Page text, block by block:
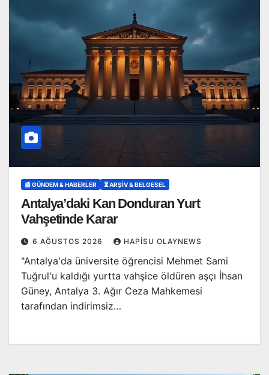
📰 GÜNDEM & HABERLER ⏳ ARŞİV & BELGESEL
Antalya’daki Kan Donduran Yurt
Vahşetinde Karar
6 AĞUSTOS 2026 HAPISU OLAYNEWS
"Antalya'da üniversite öğrencisi Mehmet Sami
Tuğrul'u kaldığı yurtta vahşice öldüren aşçı İhsan
Güney, Antalya 3. Ağır Ceza Mahkemesi
tarafından indirimsiz…